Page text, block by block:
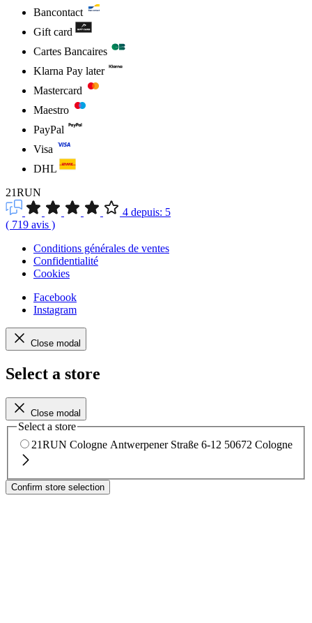
Bancontact
Gift card
Cartes Bancaires
Klarna Pay later
Mastercard
Maestro
PayPal
Visa
DHL
21RUN
4 depuis: 5
( 719 avis )
Conditions générales de ventes
Confidentialité
Cookies
Facebook
Instagram
Close modal
Select a store
Close modal
Select a store
21RUN Cologne Antwerpener Straße 6-12 50672 Cologne
Confirm store selection